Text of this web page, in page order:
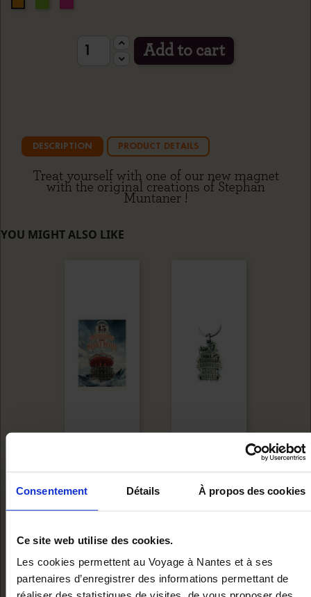
Consentement Détails À propos des cookies
Ce site web utilise des cookies.
Les cookies permettent au Voyage à Nantes et à ses
partenaires d’enregistrer des informations permettant de
Add to cart
DESCRIPTION PRODUCT DETAILS
Treat yourself with one of our new magnet
with the original creations of Stephan
Muntaner !
YOU MIGHT ALSO LIKE
€10.00
Add to cart